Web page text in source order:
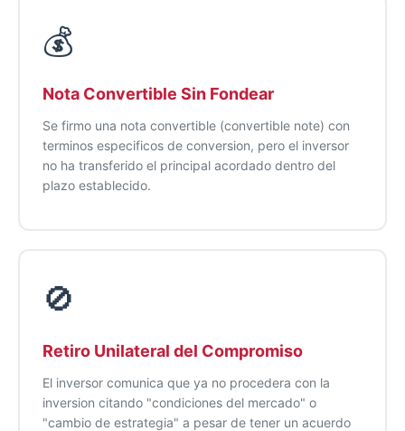
💰
Nota Convertible Sin Fondear
Se firmo una nota convertible (convertible note) con
terminos especificos de conversion, pero el inversor
no ha transferido el principal acordado dentro del
plazo establecido.
🚫
Retiro Unilateral del Compromiso
El inversor comunica que ya no procedera con la
inversion citando "condiciones del mercado" o
"cambio de estrategia" a pesar de tener un acuerdo